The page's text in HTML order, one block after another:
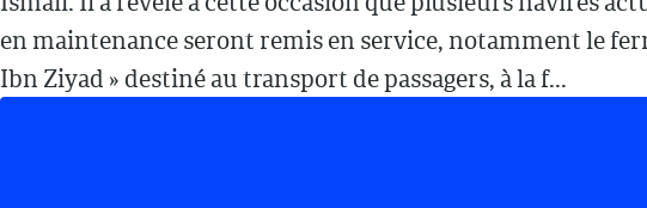
en maintenance seront remis en service, notamment le
Ibn Ziyad » destiné au transport de passagers, à la f...